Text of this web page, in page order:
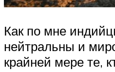
Как по мне
нейтральны и
крайней мере те,